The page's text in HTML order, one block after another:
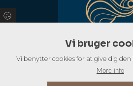
Vi bruger
Vi benytter cookies for at give dig
More info